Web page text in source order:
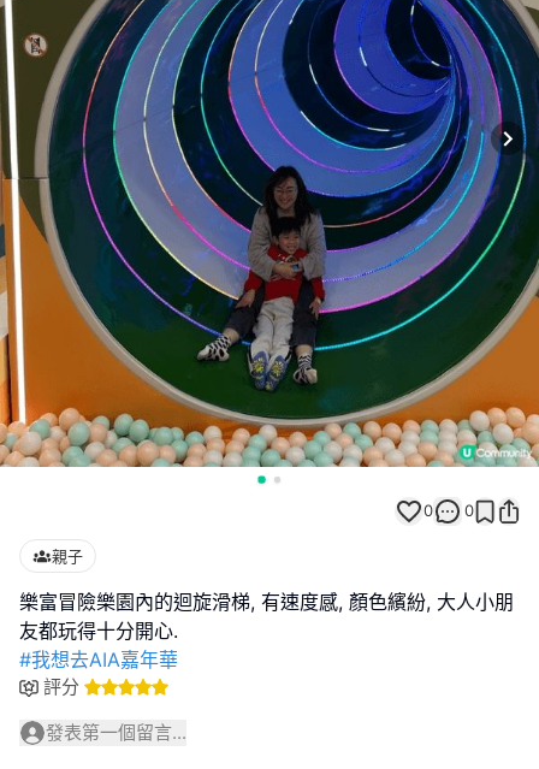
0 0
親子
樂富冒險樂園內的迴旋滑梯, 有速度感, 顏色繽紛, 大人小朋
#我想去AIA嘉年華
評分
發表第一個留言...